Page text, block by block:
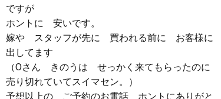
ですが
ホントに 安いです。
嫁や スタッフが先に 買われる前に お客様に
出してます
（Oさん きのうは せっかく来てもらったのに
売り切れていてスイマセン。）
予想以上の ご予約のお電話 ホントにありがと